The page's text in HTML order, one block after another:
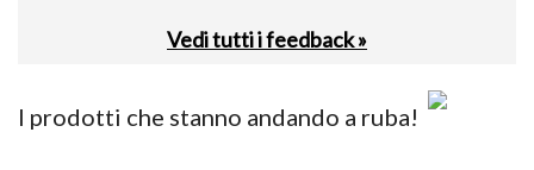
Vedi tutti i feedback »
I prodotti che stanno andando a ruba!